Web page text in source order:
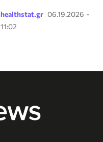
healthstat.gr 06.19.2026 -
11:02